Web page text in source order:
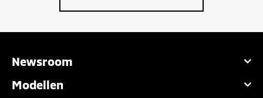
Newsroom
Modellen